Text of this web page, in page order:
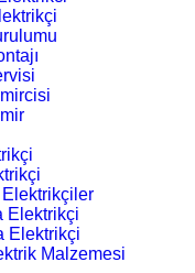
Elektrikçiler
Elektrikçi
Elektrikçi
Malzemesi